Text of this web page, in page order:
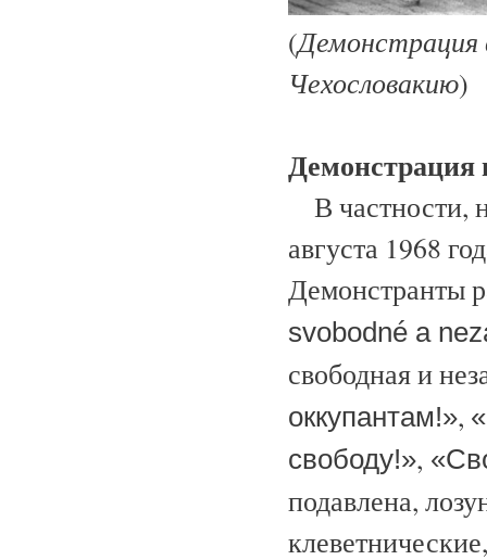
(Демонстрация
Чехословакию)
Демонстрация
В частности,
августа 1968
Демонстранты
svobodné a
свободная и
оккупантам!»,
свободу!»,
подавлена,